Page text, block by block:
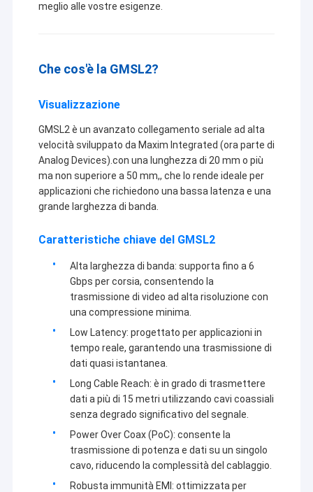
meglio alle vostre esigenze.
Che cos'è la GMSL2?
Visualizzazione
GMSL2 è un avanzato collegamento seriale ad alta
velocità sviluppato da Maxim Integrated (ora parte di
Analog Devices).con una lunghezza di 20 mm o più
ma non superiore a 50 mm,, che lo rende ideale per
applicazioni che richiedono una bassa latenza e una
grande larghezza di banda.
Caratteristiche chiave del GMSL2
Alta larghezza di banda: supporta fino a 6
Gbps per corsia, consentendo la
trasmissione di video ad alta risoluzione con
una compressione minima.
Low Latency: progettato per applicazioni in
tempo reale, garantendo una trasmissione di
dati quasi istantanea.
Long Cable Reach: è in grado di trasmettere
dati a più di 15 metri utilizzando cavi coassiali
senza degrado significativo del segnale.
Power Over Coax (PoC): consente la
trasmissione di potenza e dati su un singolo
cavo, riducendo la complessità del cablaggio.
Robusta immunità EMI: ottimizzata per